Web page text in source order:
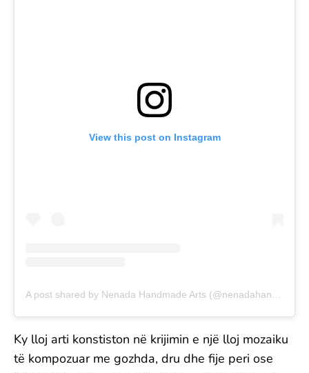
View this post on Instagram
Ky lloj arti konstiston në krijimin e një lloj mozaiku
të kompozuar me gozhda, dru dhe fije peri ose